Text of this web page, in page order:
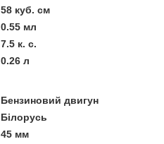
58 куб. см
0.55 мл
7.5 к. с.
0.26 л
Бензиновий двигун
Білорусь
45 мм